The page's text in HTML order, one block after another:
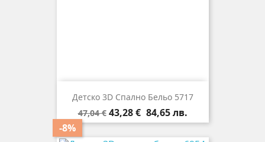
Детско 3D Спално Бельо 5717
Редовна
цена
47,04 €
-8%
Цена
43,28 € 84,65 лв.